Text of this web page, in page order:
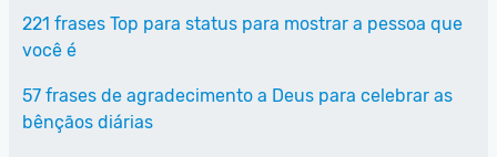
221 frases Top para status para mostrar a pessoa que
você é
57 frases de agradecimento a Deus para celebrar as
bênçãos diárias